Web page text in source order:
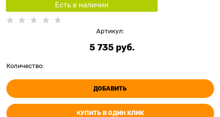
Есть в наличии
Артикул:
5 735 руб.
Количество:
ДОБАВИТЬ
КУПИТЬ В ОДИН КЛИК